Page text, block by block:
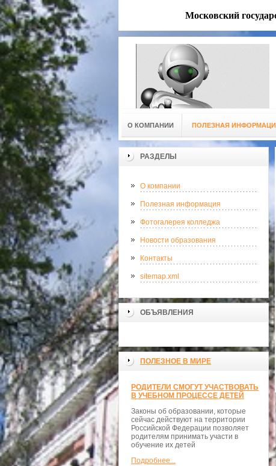
Московский
О КОМПАНИИ ПОЛЕЗНАЯ
РАЗДЕЛЫ
О компании
Полезная информация
Фотогалерея колледжа
Новости образования
Контакты
sitemap.xml
ОБЪЯВЛЕНИЯ
ПОЛЕЗНОЕ В МИРЕ
РОДИТЕЛИ СМОГУТ УЧАСТВОВАТЬ
В УЧЕБНОМ ПРОЦЕССЕ ДЕТЕЙ
Законы об образовании, которые
сейчас действуют на территории
Российской Федерации позволяет
родителям принимать участи в
обучение их детей
Подробнее...